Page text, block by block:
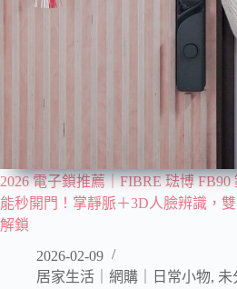
2026 電子鎖推薦｜FIBRE 琺博
能秒開門！掌靜脈＋3D人臉辨識，
解鎖
2026-02-09
居家生活｜網購｜日常小物, 未